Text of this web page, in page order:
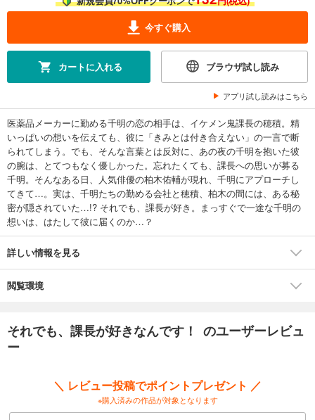
今すぐ購入
カートに入れる ブラウザ試し読み
アプリ試し読みはこちら
医薬品メーカーに勤める千明の恋の相手は、イケメン鬼課長の穂積。精
いっぱいの想いを伝えても、彼に「きみとは付き合えない」の一言で断
られてしまう。でも、そんな言葉とは反対に、あの夜の千明を抱いた彼
の腕は、とてつもなく優しかった。忘れたくても、課長への思いが募る
千明。そんなある日、人気俳優の柏木佑輔が現れ、千明にアプローチし
てきて…。実は、千明たちの勤める会社と穂積、柏木の間には、ある秘
密が隠されていた…!? それでも、課長が好き。まっすぐで一途な千明の
想いは、はたして彼に届くのか…？
詳しい情報を見る
閲覧環境
それでも、課長が好きなんです！ のユーザーレビュ
ー
＼ レビュー投稿でポイントプレゼント ／
※購入済みの作品が対象となります